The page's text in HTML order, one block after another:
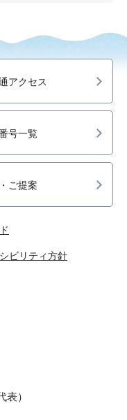
アクセス
号一覧
ご提案
ビリティ方針
）